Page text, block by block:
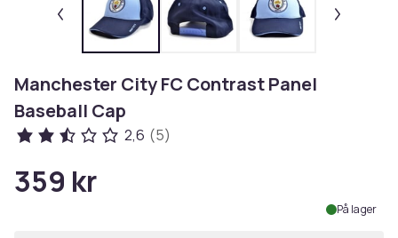
Manchester City FC Contrast Panel
Baseball Cap
2,6 (5)
359 kr
På lager